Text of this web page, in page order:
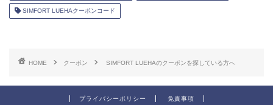
SIMFORT LUEHAクーポンコード
HOME クーポン SIMFORT LUEHAのクーポンを探している方へ
プライバシーポリシー 免責事項